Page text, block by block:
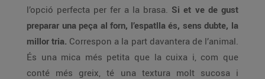
l’opció perfecta per fer a la brasa. Si et ve de gust
preparar una peça al forn, l’espatlla és, sens dubte, la
millor tria. Correspon a la part davantera de l’animal.
És una mica més petita que la cuixa i, com que
conté més greix, té una textura molt sucosa i